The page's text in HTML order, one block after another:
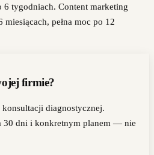
tygodniach. Content marketing
pełna moc po 12
firmie?
diagnostycznej.
30 dni i konkretnym planem — nie